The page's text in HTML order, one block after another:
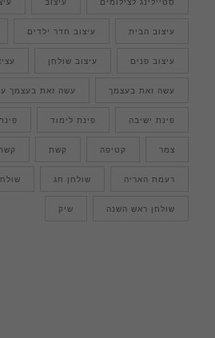
עיצוב הבית עיצוב חדר ילדים
עיצוב פנים עיצוב שולחן
עשה זאת בעצמך עשה זאת בעצמך
פינת ישיבה פינת לימוד
צמר קטיפה קשת
רעמת האריה שולחן חג
שולחן ראש השנה שיק